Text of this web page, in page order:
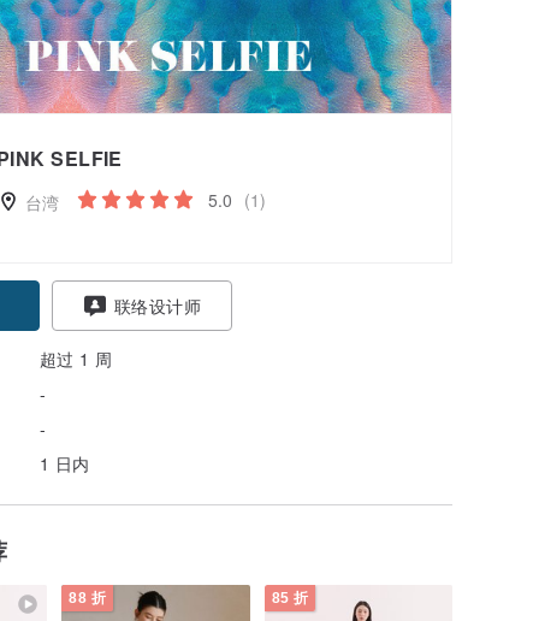
SELFIE
台湾 5.0 (1)
联络设计师
超过 1 周
-
-
1 日内
88 折 85 折